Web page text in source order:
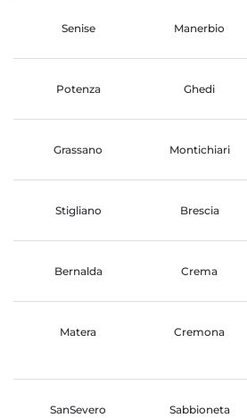
Senise Manerbio
Potenza Ghedi
Grassano Montichiari
Stigliano Brescia
Bernalda Crema
Matera Cremona
SanSevero Sabbioneta